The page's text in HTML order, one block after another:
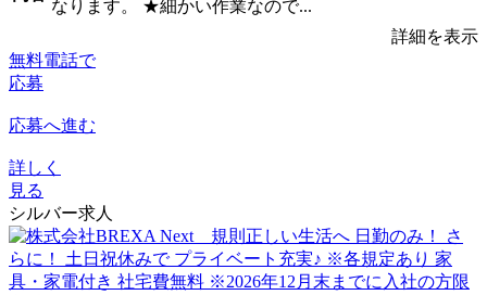
なります。 ★細かい作業なので...
詳細を表示
無料電話で
応募
応募へ進む
詳しく
見る
シルバー求人